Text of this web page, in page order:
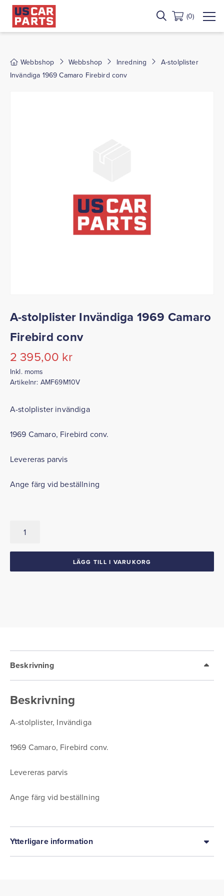
(0)
Webbshop Webbshop Inredning
A-stolplister
Invändiga 1969 Camaro Firebird conv
A-stolplister Invändiga 1969 Camaro
Firebird conv
2 395,00 kr
Inkl. moms
Artikelnr: AMF69M10V
A-stolplister invändiga
1969 Camaro, Firebird conv.
Levereras parvis
Ange färg vid beställning
stolplister
LÄGG TILL I VARUKORG
Beskrivning
Beskrivning
A-stolplister, Invändiga
1969 Camaro, Firebird conv.
Levereras parvis
Ange färg vid beställning
Ytterligare information